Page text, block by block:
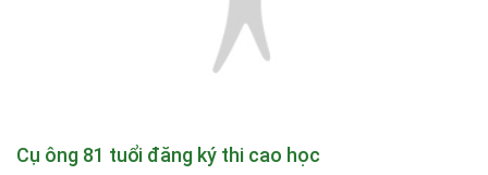
Cụ ông 81 tuổi đăng ký thi cao học